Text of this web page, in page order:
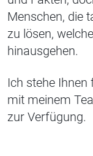
Menschen, die
zu lösen,
hinausgehen.
Ich stehe
mit meinem
zur Verfügung.